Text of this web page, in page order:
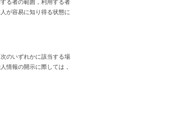
る者の範囲，利用する者
が容易に知り得る状態に
のいずれかに該当する場
情報の開示に際しては，